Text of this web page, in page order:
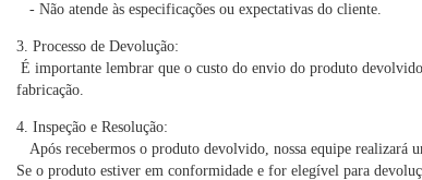
- Não atende às especificações ou expectativas do cliente.
3. Processo de Devolução:
É importante lembrar que o custo do envio do produto
fabricação.
4. Inspeção e Resolução:
Após recebermos o produto devolvido, nossa equipe realizará
Se o produto estiver em conformidade e for elegível para